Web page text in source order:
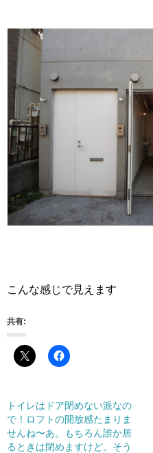
こんな感じで見えます
共有:
トイレはドア閉めない派なの
で！ロフトの開放感たまりま
せんね〜あ。もちろん誰か居
るときは閉めますけど。そう